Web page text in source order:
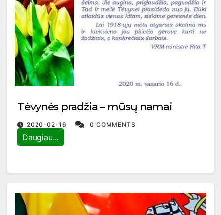
Tėvynės pradžia – mūsų namai
2020-02-16 0 COMMENTS
Daugiau...